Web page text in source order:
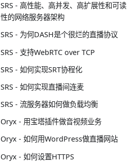
SRS - 高性能、高并发、高扩展性和可读
性的网络服务器架构
SRS - 为何DASH是个很烂的直播协议
SRS - 支持WebRTC over TCP
SRS - 如何实现SRT协程化
SRS - 如何实现直播间连麦
SRS - 流服务器如何做负载均衡
Oryx - 用宝塔插件做音视频业务
Oryx - 如何用WordPress做直播网站
Oryx - 如何设置HTTPS